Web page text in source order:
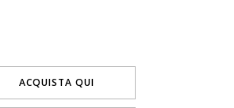
ACQUISTA QUI